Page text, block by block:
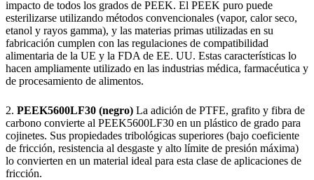
impacto de todos los grados de PEEK. El PEEK puro puede
esterilizarse utilizando métodos convencionales (vapor, calor seco,
etanol y rayos gamma), y las materias primas utilizadas en su
fabricación cumplen con las regulaciones de compatibilidad
alimentaria de la UE y la FDA de EE. UU. Estas características lo
hacen ampliamente utilizado en las industrias médica, farmacéutica y
de procesamiento de alimentos.
2. PEEK5600LF30 (negro) La adición de PTFE, grafito y fibra de
carbono convierte al PEEK5600LF30 en un plástico de grado para
cojinetes. Sus propiedades tribológicas superiores (bajo coeficiente
de fricción, resistencia al desgaste y alto límite de presión máxima)
lo convierten en un material ideal para esta clase de aplicaciones de
fricción.